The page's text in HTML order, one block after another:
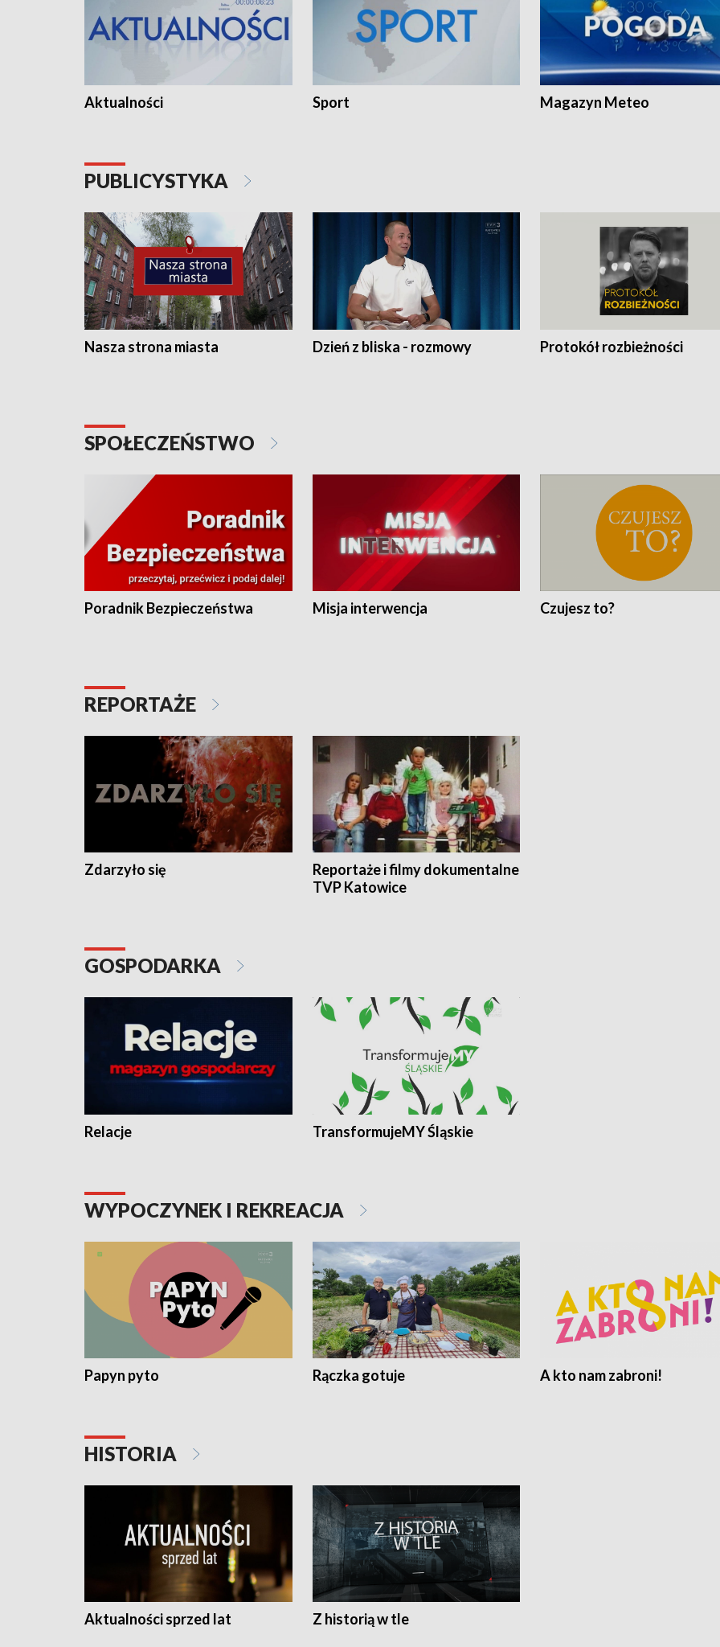
Aktualności Sport Magazyn Meteo
PUBLICYSTYKA
Nasza strona miasta Dzień z bliska - rozmowy Protokół rozbieżności
SPOŁECZEŃSTWO
Poradnik Bezpieczeństwa Misja interwencja Czujesz to?
REPORTAŻE
Zdarzyło się
Reportaże i filmy dokumentalne
TVP Katowice
GOSPODARKA
Relacje TransformujeMY Śląskie
WYPOCZYNEK I REKREACJA
Papyn pyto Rączka gotuje A kto nam zabroni!
HISTORIA
Aktualności sprzed lat Z historią w tle